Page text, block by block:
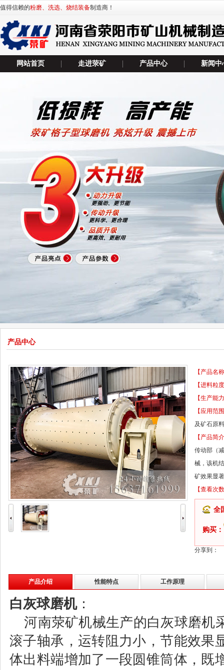
值得信赖的粉磨、洗选、烧结装备制造商！
网站首页 走进荥矿 产品中心 新闻中
产品中心
【产品名
【进料粒
【生产能
【应用范
及矿石原
【产品简
传动部（
械，该机
矿效果显著
【查看次
全
购买：
分享到：
产品介绍 性能特点 工作原理
白灰球磨机：
河南荥矿机械生产的白灰球磨机
滚子轴承，运转阻力小，节能效果
体出料端增加了一段圆锥筒体，既